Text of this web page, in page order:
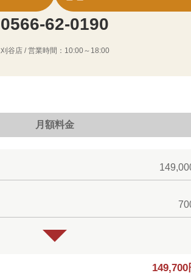
0566-62-0190
刈谷店/ 営業時間： 10:00～18:00
月額料金
149,700